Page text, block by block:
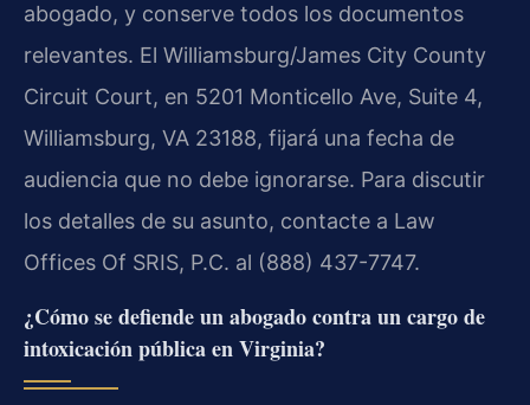
abogado, y conserve todos los documentos
relevantes. El Williamsburg/James City County
Circuit Court, en 5201 Monticello Ave, Suite 4,
Williamsburg, VA 23188, fijará una fecha de
audiencia que no debe ignorarse. Para discutir
los detalles de su asunto, contacte a Law
Offices Of SRIS, P.C. al (888) 437-7747.
¿Cómo se defiende un abogado contra un cargo de
intoxicación pública en Virginia?